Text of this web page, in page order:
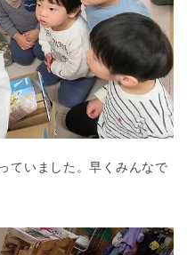
ていました。早くみんなで